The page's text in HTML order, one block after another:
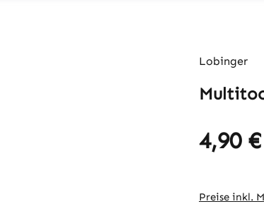
Lobinger
Regulärer
4,90 €
Preise inkl.